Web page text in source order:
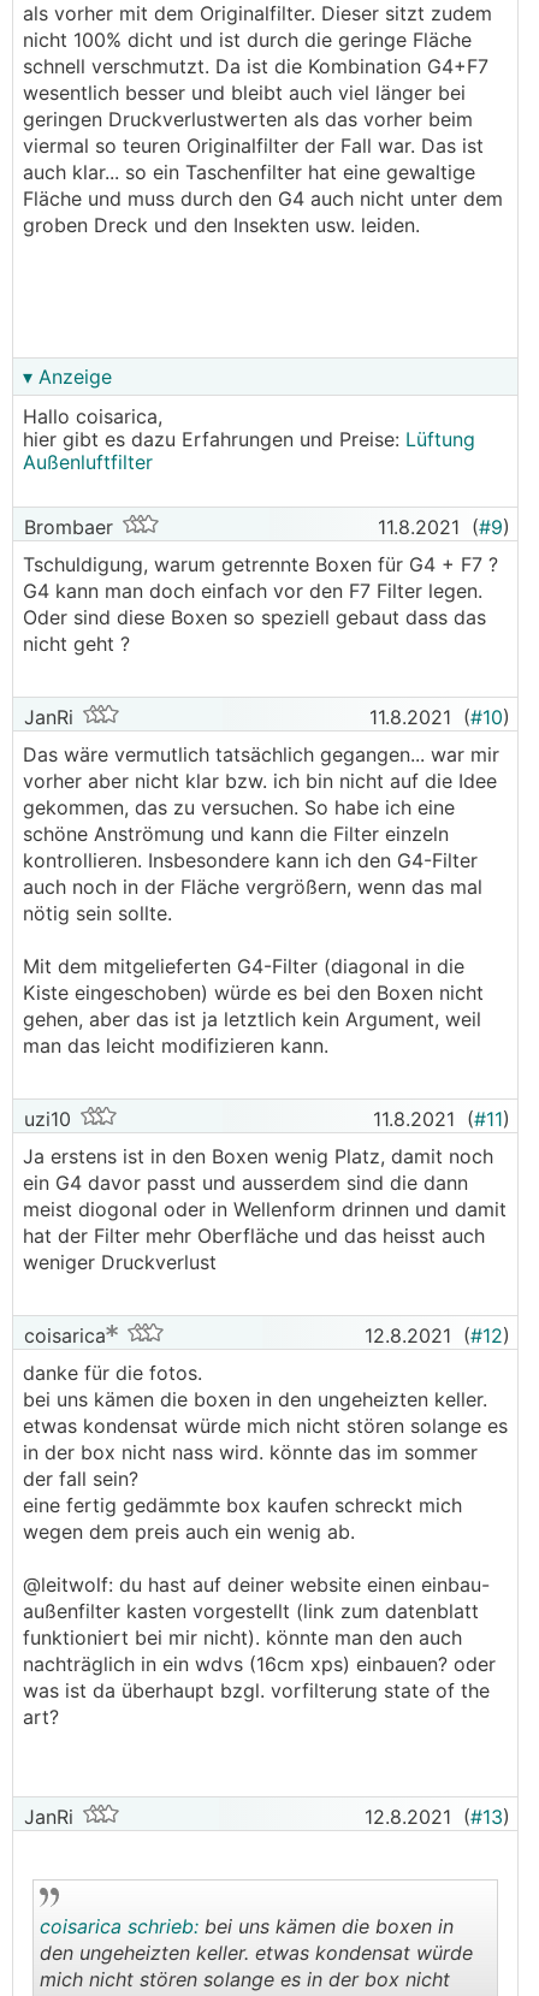
als vorher mit dem Originalfilter. Dieser sitzt zudem
nicht 100% dicht und ist durch die geringe Fläche
schnell verschmutzt. Da ist die Kombination G4+F7
wesentlich besser und bleibt auch viel länger bei
geringen Druckverlustwerten als das vorher beim
viermal so teuren Originalfilter der Fall war. Das ist
auch klar... so ein Taschenfilter hat eine gewaltige
Fläche und muss durch den G4 auch nicht unter dem
groben Dreck und den Insekten usw. leiden.
▾ Anzeige
Hallo coisarica,
hier gibt es dazu Erfahrungen und Preise: Lüftung
Außenluftfilter
Brombaer 11.8.2021 (#9)
Tschuldigung, warum getrennte Boxen für G4 + F7 ?
G4 kann man doch einfach vor den F7 Filter legen.
Oder sind diese Boxen so speziell gebaut dass das
nicht geht ?
JanRi 11.8.2021 (#10)
Das wäre vermutlich tatsächlich gegangen... war mir
vorher aber nicht klar bzw. ich bin nicht auf die Idee
gekommen, das zu versuchen. So habe ich eine
schöne Anströmung und kann die Filter einzeln
kontrollieren. Insbesondere kann ich den G4-Filter
auch noch in der Fläche vergrößern, wenn das mal
nötig sein sollte.
Mit dem mitgelieferten G4-Filter (diagonal in die
Kiste eingeschoben) würde es bei den Boxen nicht
gehen, aber das ist ja letztlich kein Argument, weil
man das leicht modifizieren kann.
uzi10 11.8.2021 (#11)
Ja erstens ist in den Boxen wenig Platz, damit noch
ein G4 davor passt und ausserdem sind die dann
meist diogonal oder in Wellenform drinnen und damit
hat der Filter mehr Oberfläche und das heisst auch
weniger Druckverlust
coisarica 12.8.2021 (#12)
danke für die fotos.
bei uns kämen die boxen in den ungeheizten keller.
etwas kondensat würde mich nicht stören solange es
in der box nicht nass wird. könnte das im sommer
der fall sein?
eine fertig gedämmte box kaufen schreckt mich
wegen dem preis auch ein wenig ab.
@leitwolf: du hast auf deiner website einen einbau-
außenfilter kasten vorgestellt (link zum datenblatt
funktioniert bei mir nicht). könnte man den auch
nachträglich in ein wdvs (16cm xps) einbauen? oder
was ist da überhaupt bzgl. vorfilterung state of the
art?
JanRi 12.8.2021 (#13)
coisarica schrieb: bei uns kämen die boxen in
den ungeheizten keller. etwas kondensat würde
mich nicht stören solange es in der box nicht